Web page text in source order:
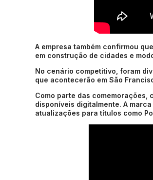
A empresa também confirmou que
em construção de cidades e
No cenário competitivo, foram
que acontecerão em São
Como parte das comemorações,
disponíveis digitalmente. A
atualizações para títulos como